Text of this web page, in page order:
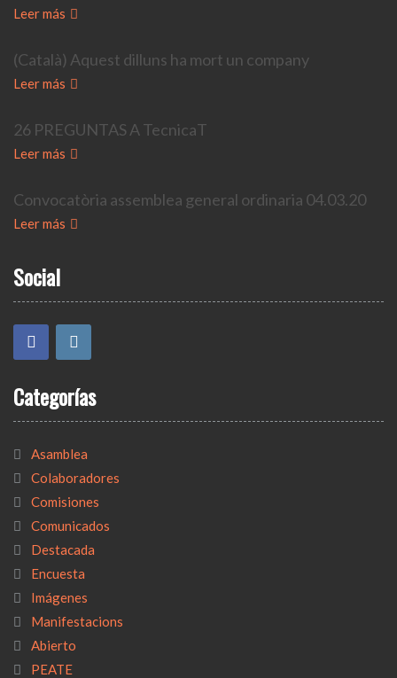
Leer más
(Català) Aquest dilluns ha mort un company
Leer más
26 PREGUNTAS A TecnicaT
Leer más
Convocatòria assemblea general ordinaria 04.03.20
Leer más
Social
Categorías
Asamblea
Colaboradores
Comisiones
Comunicados
Destacada
Encuesta
Imágenes
Manifestacions
Abierto
PEATE